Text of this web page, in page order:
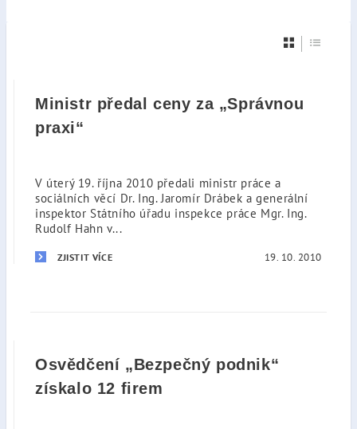
Ministr předal ceny za „Správnou
praxi“
V úterý 19. října 2010 předali ministr práce a
sociálních věcí Dr. Ing. Jaromír Drábek a generální
inspektor Státního úřadu inspekce práce Mgr. Ing.
Rudolf Hahn v...
ZJISTIT VÍCE 19. 10. 2010
Osvědčení „Bezpečný podnik“
získalo 12 firem